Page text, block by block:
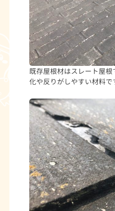
既存屋根材はスレート屋
化や反りがしやすい材料で